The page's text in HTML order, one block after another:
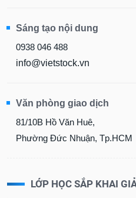
Sáng tạo nội dung
0938 046 488
info@vietstock.vn
Văn phòng giao dịch
81/10B Hồ Văn Huê,
Phường Đức Nhuận, Tp.HCM
LỚP HỌC SẮP KHAI